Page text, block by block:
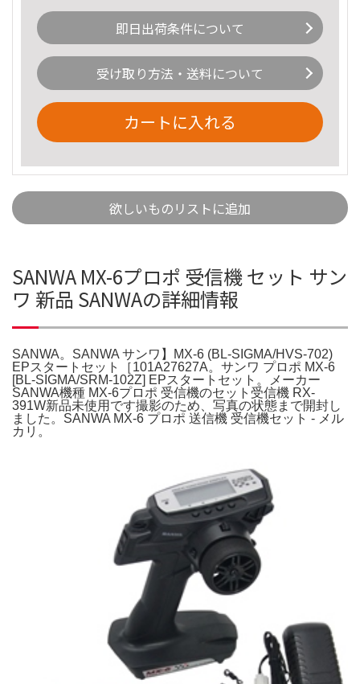
即日出荷条件について
受け取り方法・送料について
カートに入れる
欲しいものリストに追加
SANWA MX-6プロポ 受信機 セット サン
ワ 新品 SANWAの詳細情報
SANWA。SANWA サンワ】MX-6 (BL-SIGMA/HVS-702)
EPスタートセット［101A27627A。サンワ プロポ MX-6
[BL-SIGMA/SRM-102Z] EPスタートセット。メーカー
SANWA機種 MX-6プロポ 受信機のセット受信機 RX-
391W新品未使用です撮影のため、写真の状態まで開封し
ました。SANWA MX-6 プロポ 送信機 受信機セット - メル
カリ。